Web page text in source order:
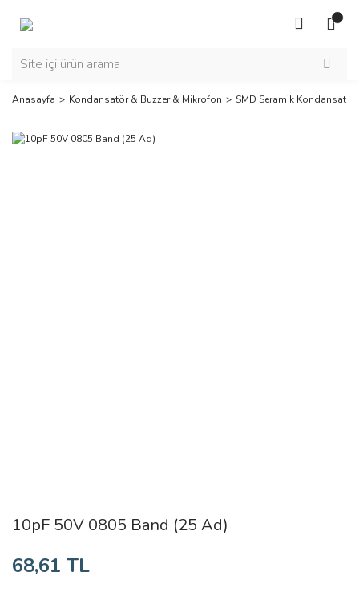
Anasayfa Kondansatör & Buzzer & Mikrofon SMD Seramik Kondansatör
10pF 50V 0805 Band (25 Ad)
68,61 TL